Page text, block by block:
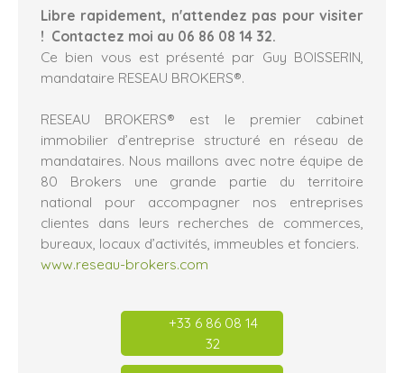
Libre rapidement, n'attendez pas pour visiter
! Contactez moi au 06 86 08 14 32.
Ce bien vous est présenté par Guy BOISSERIN,
mandataire RESEAU BROKERS®.
RESEAU BROKERS® est le premier cabinet
immobilier d’entreprise structuré en réseau de
mandataires. Nous maillons avec notre équipe de
80 Brokers une grande partie du territoire
national pour accompagner nos entreprises
clientes dans leurs recherches de commerces,
bureaux, locaux d’activités, immeubles et fonciers.
www.reseau-brokers.com
+33 6 86 08 14
32